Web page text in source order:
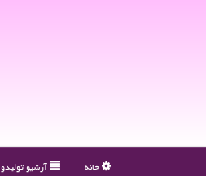
خانه آرشیو تولیدو